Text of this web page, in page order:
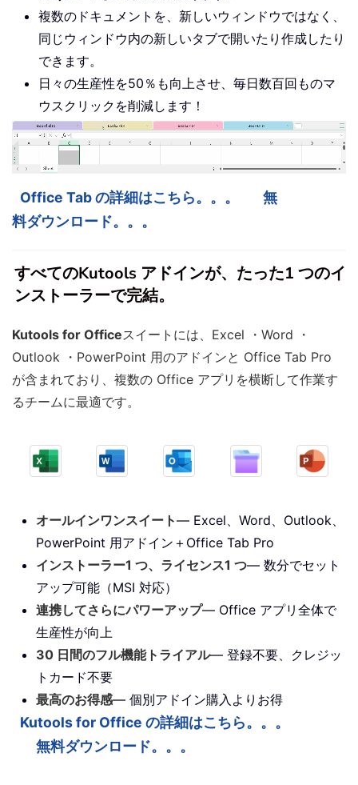
複数のドキュメントを、新しいウィンドウではなく、
同じウィンドウ内の新しいタブで開いたり作成したり
できます。
日々の生産性を50％も向上させ、毎日数百回ものマ
ウスクリックを削減します！
Office Tab の詳細はこちら。。。
無
料ダウンロード。。。
すべてのKutools アドインが、たった1 つのイ
ンストーラーで完結。
Kutools for Officeスイートには、Excel ・Word ・
Outlook ・PowerPoint 用のアドインと Office Tab Pro
が含まれており、複数の Office アプリを横断して作業す
るチームに最適です。
オールインワンスイート— Excel、Word、Outlook、
PowerPoint 用アドイン＋Office Tab Pro
インストーラー1 つ、ライセンス1 つ— 数分でセット
アップ可能（MSI 対応）
連携してさらにパワーアップ— Office アプリ全体で
生産性が向上
30 日間のフル機能トライアル— 登録不要、クレジッ
トカード不要
最高のお得感— 個別アドイン購入よりお得
Kutools for Office の詳細はこちら。。。
無料ダウンロード。。。